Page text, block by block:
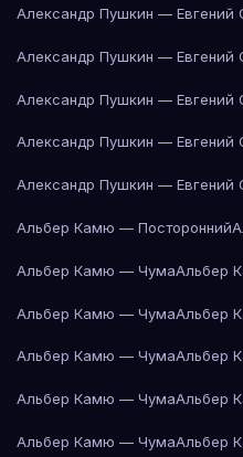
Александр Пушкин — Евгений
Александр Пушкин — Евгений
Александр Пушкин — Евгений
Александр Пушкин — Евгений
Александр Пушкин — Евгений
Альбер Камю — Посторонний
Альбер Камю — ЧумаАльбер
Альбер Камю — ЧумаАльбер
Альбер Камю — ЧумаАльбер
Альбер Камю — ЧумаАльбер
Альбер Камю — ЧумаАльбер